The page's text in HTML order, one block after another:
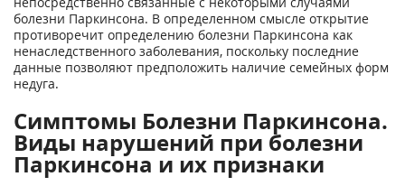
болезни Паркинсона. В определенном смысле открытие
противоречит определению болезни Паркинсона как
ненаследственного заболевания, поскольку последние
данные позволяют предположить наличие семейных форм
недуга.
Симптомы Болезни Паркинсона.
Виды нарушений при болезни
Паркинсона и их признаки